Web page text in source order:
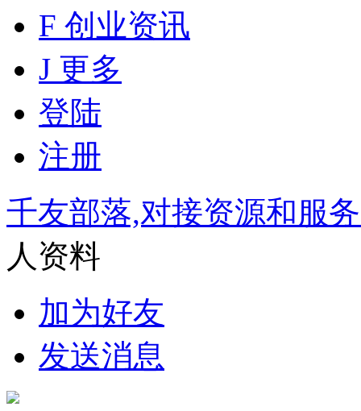
F 创业资讯
J 更多
登陆
注册
千友部落,对接资源和服
人资料
加为好友
发送消息